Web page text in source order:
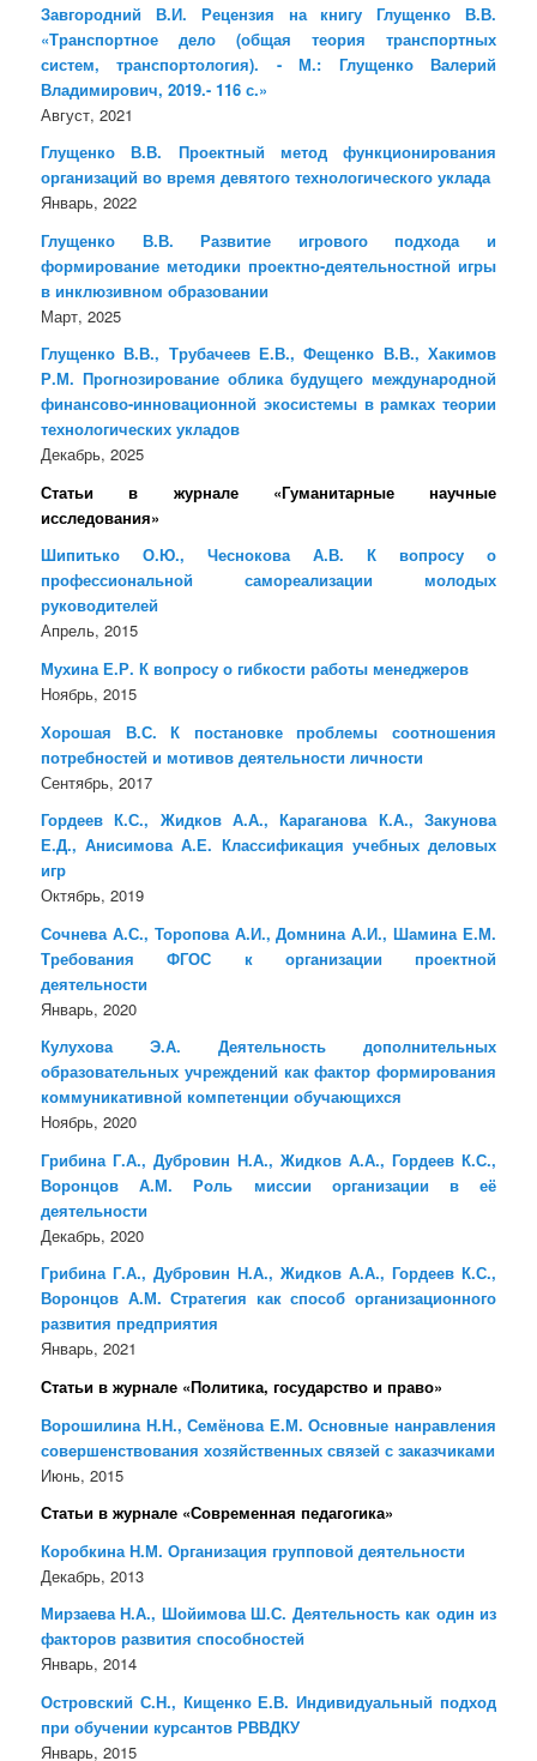
Завгородний В.И. Рецензия на книгу Глущенко В.В.
«Транспортное дело (общая теория транспортных
систем, транспортология). - М.: Глущенко Валерий
Владимирович, 2019.- 116 с.»
Август, 2021
Глущенко В.В. Проектный метод функционирования
организаций во время девятого технологического уклада
Январь, 2022
Глущенко В.В. Развитие игрового подхода и
формирование методики проектно-деятельностной игры
в инклюзивном образовании
Март, 2025
Глущенко В.В., Трубачеев Е.В., Фещенко В.В., Хакимов
Р.М. Прогнозирование облика будущего международной
финансово-инновационной экосистемы в рамках теории
технологических укладов
Декабрь, 2025
Статьи в журнале «Гуманитарные научные
исследования»
Шипитько О.Ю., Чеснокова А.В. К вопросу о
профессиональной самореализации молодых
руководителей
Апрель, 2015
Мухина Е.Р. К вопросу о гибкости работы менеджеров
Ноябрь, 2015
Хорошая В.С. К постановке проблемы соотношения
потребностей и мотивов деятельности личности
Сентябрь, 2017
Гордеев К.С., Жидков А.А., Караганова К.А., Закунова
Е.Д., Анисимова А.Е. Классификация учебных деловых
игр
Октябрь, 2019
Сочнева А.С., Торопова А.И., Домнина А.И., Шамина Е.М.
Требования ФГОС к организации проектной
деятельности
Январь, 2020
Кулухова Э.А. Деятельность дополнительных
образовательных учреждений как фактор формирования
коммуникативной компетенции обучающихся
Ноябрь, 2020
Грибина Г.А., Дубровин Н.А., Жидков А.А., Гордеев К.С.,
Воронцов А.М. Роль миссии организации в её
деятельности
Декабрь, 2020
Грибина Г.А., Дубровин Н.А., Жидков А.А., Гордеев К.С.,
Воронцов А.М. Стратегия как способ организационного
развития предприятия
Январь, 2021
Статьи в журнале «Политика, государство и право»
Ворошилина Н.Н., Семёнова Е.М. Основные нанравления
совершенствования хозяйственных связей с заказчиками
Июнь, 2015
Статьи в журнале «Современная педагогика»
Коробкина Н.М. Организация групповой деятельности
Декабрь, 2013
Мирзаева Н.А., Шойимова Ш.С. Деятельность как один из
факторов развития способностей
Январь, 2014
Островский С.Н., Кищенко Е.В. Индивидуальный подход
при обучении курсантов РВВДКУ
Январь, 2015